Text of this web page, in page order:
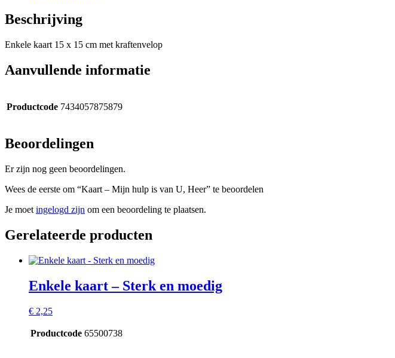
Beschrijving
Enkele kaart 15 x 15 cm met kraftenvelop
Aanvullende informatie
Productcode 7434057875879
Beoordelingen
Er zijn nog geen beoordelingen.
Wees de eerste om “Kaart – Mijn hulp is van U, Heer” te beoordelen
Je moet ingelogd zijn om een beoordeling te plaatsen.
Gerelateerde producten
Enkele kaart – Sterk en moedig
€ 2,25
Productcode 65500738